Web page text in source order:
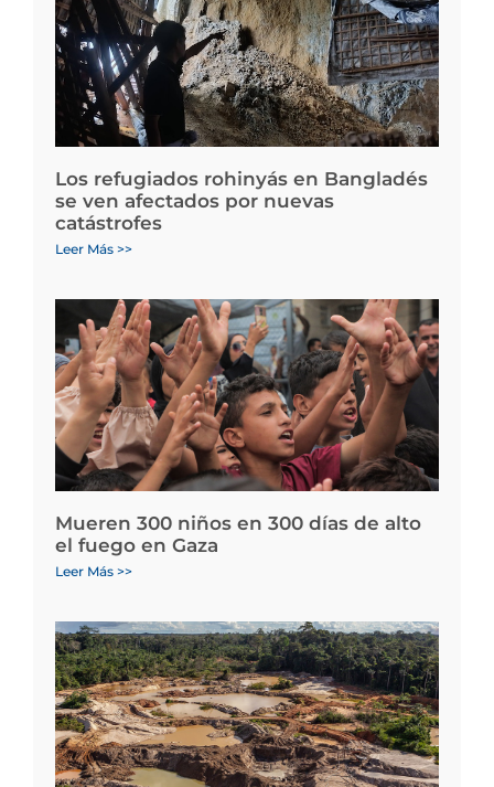
Los refugiados rohinyás en Bangladés
se ven afectados por nuevas
catástrofes
Leer Más >>
Mueren 300 niños en 300 días de alto
el fuego en Gaza
Leer Más >>